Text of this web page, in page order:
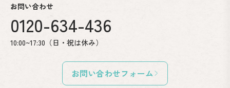
お問い合わせ
0120-634-436
10:00~17:30（日・祝は休み）
お問い合わせフォーム